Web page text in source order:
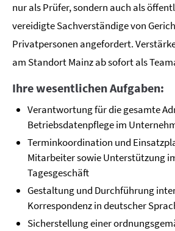
nur als Prüfer, sondern auch als
vereidigte Sachverständige von
Privatpersonen angefordert.
am Standort Mainz ab sofort als
Ihre wesentlichen Aufgaben:
Verantwortung für die gesamte
Betriebsdatenpflege im
Terminkoordination und
Mitarbeiter sowie Unterstützung
Tagesgeschäft
Gestaltung und Durchführung
Korrespondenz in deutscher
Sicherstellung einer